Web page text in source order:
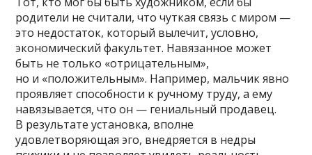
родители не считали, что чуткая связь с миром —
это недостаток, который вылечит, условно,
экономический факультет. Навязанное может
быть не только «отрицательным»,
но и «положительным». Например, мальчик явно
проявляет способности к ручному труду, а ему
навязывается, что он — гениальный продавец.
В результате установка, вполне
удовлетворяющая эго, внедряется в недры